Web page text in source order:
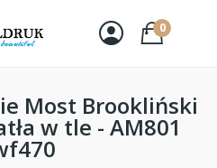
0
Most Brookliński
w tle - AM801